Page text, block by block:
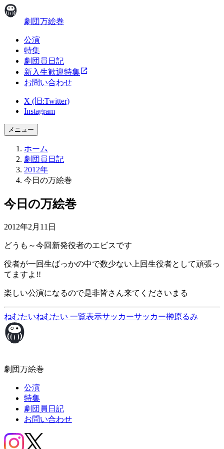
劇団万絵巻
公演
特集
劇団員日記
新入生歓迎特集
お問い合わせ
X (旧:Twitter)
Instagram
メニュー
ホーム
劇団員日記
2012年
今日の万絵巻
今日の万絵巻
2012年2月11日
どうも～今回新発役者のエビスです
役者が一回生ばっかの中で数少ない上回生役者として頑張っ
てますよ!!
楽しい公演になるので是非皆さん来てくださいまる
ねむたいねむたい 一覧表示サッカーサッカー榊原るみ
劇団万絵巻
公演
特集
劇団員日記
お問い合わせ